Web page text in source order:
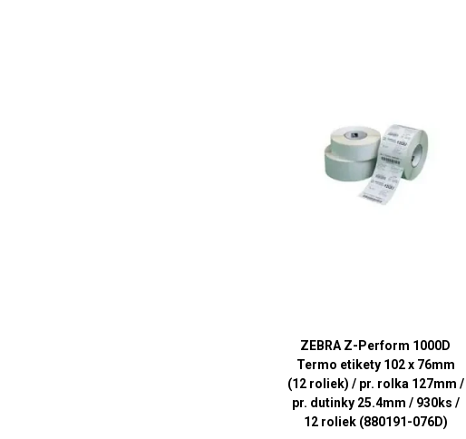
ZEBRA Z-Perform 1000D
Termo etikety 102 x 76mm
(12 roliek) / pr. rolka 127mm /
pr. dutinky 25.4mm / 930ks /
12 roliek (880191-076D)